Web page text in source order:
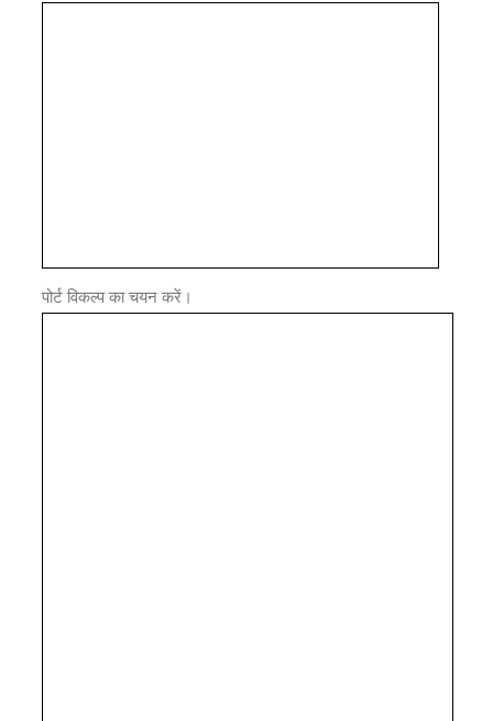
पोर्ट विकल्प का चयन करें।